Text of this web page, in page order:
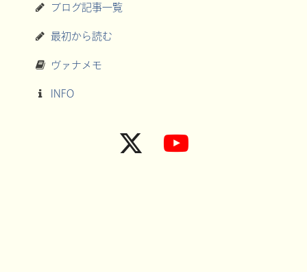
ブログ記事一覧
最初から読む
ヴァナメモ
INFO